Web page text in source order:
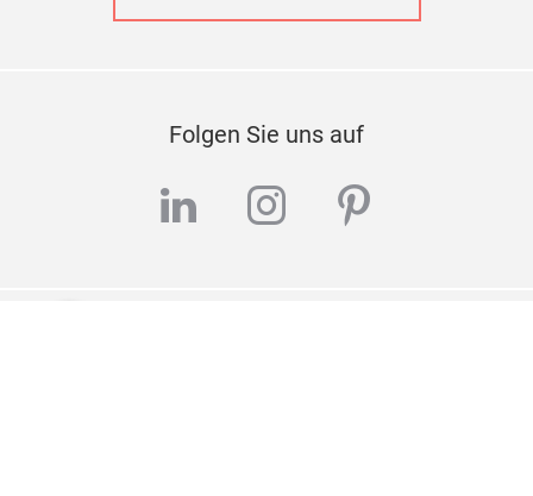
Folgen Sie uns auf
linkedininstagram
pinterest